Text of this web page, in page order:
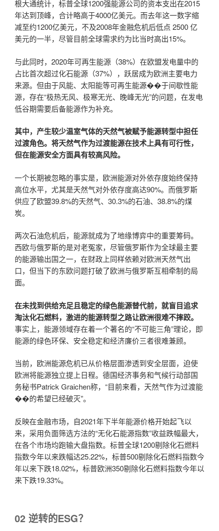
根大通统计，标普全球1200强能源公司的资本支出在2015
年达到顶峰，合计略高于4000亿美元。而去年这一数字缩
减至约1200亿美元，不及2008年金融危机后低点 2500 亿
美元的一半，尽管目前全球需求约为比当时高出15%。
与此同时，2020年可再生能源（38%）在欧盟发电量中的
占比首次超过化石能源（37%），跃居成为欧洲主要电力
来源。但由于风能、太阳能等可再生能源��于间歇性能
源，存在“极热无风、极寒无光、晚峰无光”的问题，在发电
低谷期需要后备能源作为补充。
其中，产生较少温室气体的天然气被赋予能源转型中担任
过渡角色。将天然气作为过渡能源在技术上具有可行性，
但在能源安全方面具有较高风险。
一个长期被忽略的事实是，欧洲能源对外依存度始终保持
高位水平，尤其是天然气对外依存度高达90%。而俄罗斯
供应了欧盟39.8%的天然气、30.3%的石油、38.8%的煤
炭。
两次石油危机后，能源就成为了地缘博弈中的重要筹码。
西欧与俄罗斯的是对老冤家，尽管俄罗斯作为全球最主要
的能源输出国之一，在财政上同样依赖对欧洲天然气出
口，但当下的东欧问题打破了欧洲与俄罗斯互相牵制的局
面。
在未找到供给充足且稳定的绿色能源替代前，就盲目追求
淘汰化石燃料，激进的能源转型之路让欧洲很难不摔跤。
事实上，能源领域存在着一个著名的“不可能三角”理论，即
能源的绿色环保、安全稳定和经济廉价三者很难兼顾。
当前，欧洲能源危机已从价格层面渗透到安全层面，迫使
欧洲将能源独立提上日程。德国经济事务和气候行动部国
务秘书Patrick Graichen称，“目前来看，天然气作为过渡能
��的希望已经破灭”。
反映在金融市场，自2021年下半年能源价格开始起飞以
来，采用负面筛选方法的“无化石能源指数”收益跌幅最大，
在各个市场均跑输大盘指数。标普全球1200剔除化石燃料
指数今年以来跌幅达25.22%，标普500剔除化石燃料指数今
年以来下跌18.02%，标普欧洲350剔除化石燃料指数今年以
来下跌19.33%。
02 逆转的ESG？